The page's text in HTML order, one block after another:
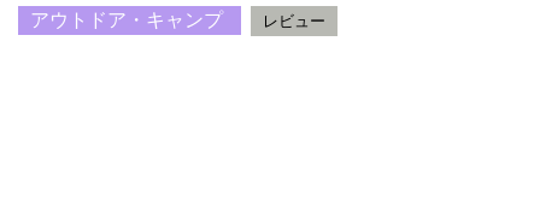
アウトドア・キャンプ
レビュー